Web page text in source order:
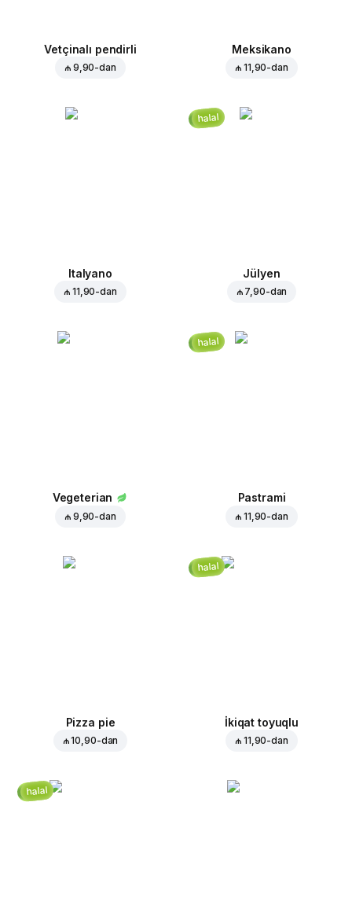
Vetçinalı pendirli
₼ 9,90-dan
Meksikano
₼ 11,90-dan
Italyano
₼ 11,90-dan
halal
Jülyen
₼ 7,90-dan
Vegeterian
₼ 9,90-dan
halal
Pastrami
₼ 11,90-dan
Pizza pie
₼ 10,90-dan
halal
İkiqat toyuqlu
₼ 11,90-dan
halal